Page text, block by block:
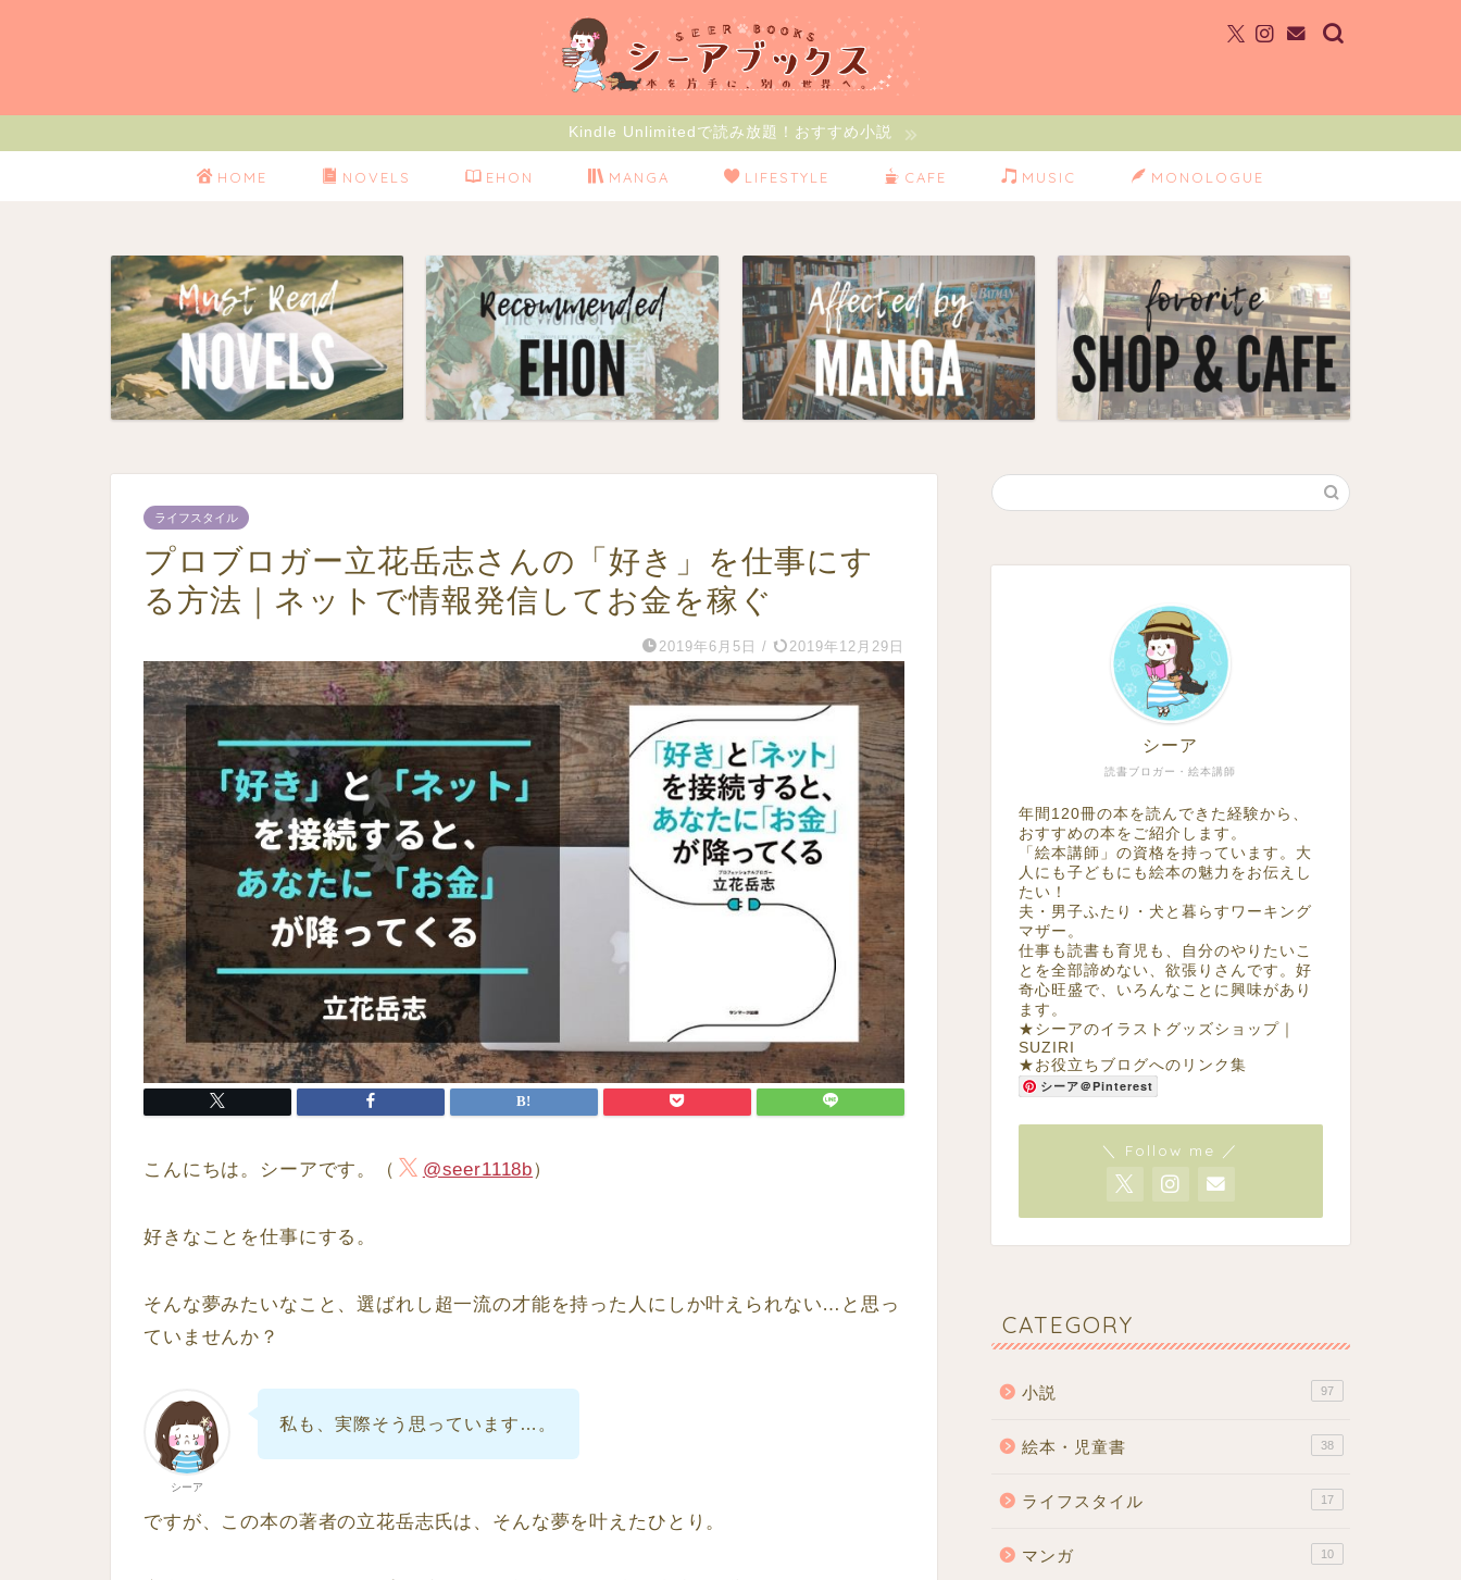
Kindle Unlimitedで読み放題！おすすめ小説
HOME NOVELS EHON MANGA LIFESTYLE CAFE MUSIC MONOLOGUE
ライフスタイル
プロブロガー立花岳志さんの「好き」を仕事にす
る方法｜ネットで情報発信してお金を稼ぐ
2019年6月5日 / 2019年12月29日
こんにちは。シーアです。（ @seer1118b）
好きなことを仕事にする。
そんな夢みたいなこと、選ばれし超一流の才能を持った人にしか叶えられない…と思っ
ていませんか？
シーア
私も、実際そう思っています…。
ですが、この本の著者の立花岳志氏は、そんな夢を叶えたひとり。
読書ブロガー・絵本講師
シーア
年間120冊の本を読んできた経験から、
おすすめの本をご紹介します。
「絵本講師」の資格を持っています。大
人にも子どもにも絵本の魅力をお伝えし
たい！
夫・男子ふたり・犬と暮らすワーキング
マザー。
仕事も読書も育児も、自分のやりたいこ
とを全部諦めない、欲張りさんです。好
奇心旺盛で、いろんなことに興味があり
ます。
★ シーアのイラストグッズショップ｜
SUZIRI
★ お役立ちブログへのリンク集
シーア＠Pinterest
＼ Follow me ／
CATEGORY
小説 97
絵本・児童書 38
ライフスタイル 17
マンガ 10